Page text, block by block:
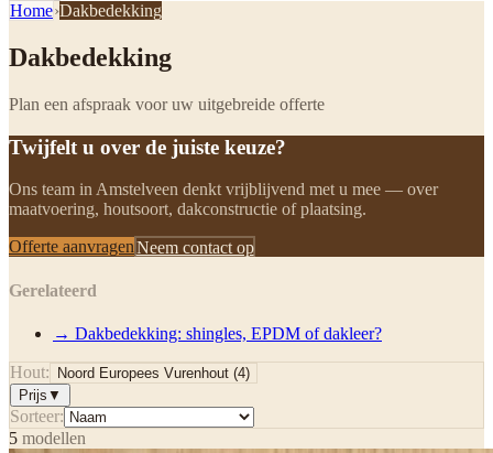
Home›Dakbedekking
Dakbedekking
Plan een afspraak voor uw uitgebreide offerte
Twijfelt u over de juiste keuze?
Ons team in Amstelveen denkt vrijblijvend met u mee — over
maatvoering, houtsoort, dakconstructie of plaatsing.
Offerte aanvragenNeem contact op
Gerelateerd
→ Dakbedekking: shingles, EPDM of dakleer?
Hout: Noord Europees Vurenhout (4)
Prijs ▼
Sorteer:
5 modellen